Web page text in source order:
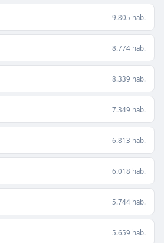
9.805 hab.
8.774 hab.
8.339 hab.
7.349 hab.
6.813 hab.
6.018 hab.
5.744 hab.
5.659 hab.